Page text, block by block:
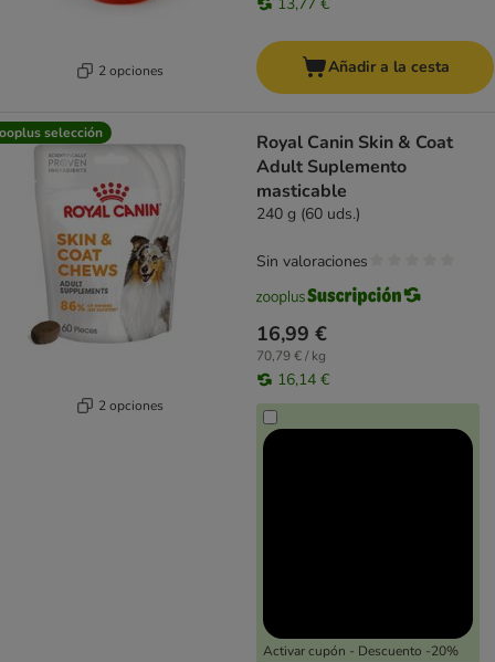
2 opciones Añadir a la cesta
selección
2 opciones
Royal Canin Skin & Coat
Adult Suplemento
masticable
240 g (60 uds.)
16,99 €
70,79 € / kg
16,14 €
Activar cupón - Descuento -20%
Sin valoraciones